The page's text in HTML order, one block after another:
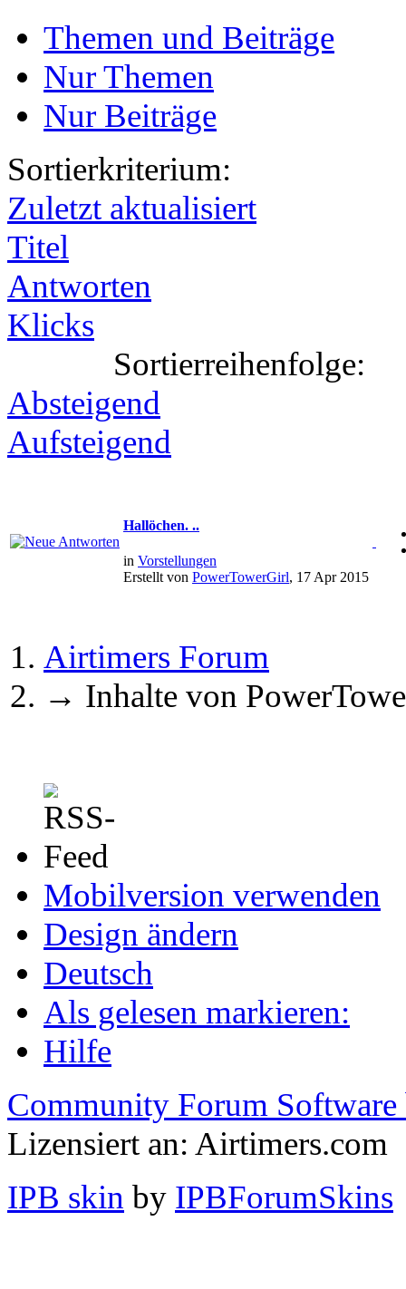
Themen und Beiträge
Nur Themen
Nur Beiträge
Sortierkriterium:
Zuletzt aktualisiert
Titel
Antworten
Klicks
Sortierreihenfolge:
Absteigend
Aufsteigend
Hallöchen. ..
in Vorstellungen
Erstellt von PowerTowerGirl, 17 Apr 2015
Airtimers Forum
→ Inhalte von
Mobilversion verwenden
Design ändern
Deutsch
Als gelesen markieren:
Hilfe
Community Forum Software
Lizensiert an: Airtimers.com
IPB skin by IPBForumSkins